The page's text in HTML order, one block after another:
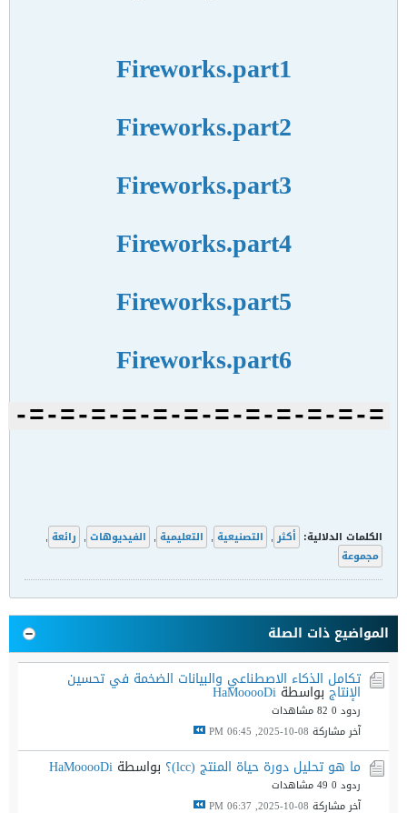
Fireworks.part1
Fireworks.part2
Fireworks.part3
Fireworks.part4
Fireworks.part5
Fireworks.part6
=-=-=-=-=-=-=-=-=-=-=-=-
الكلمات الدلالية: أكثر , التصنيعية , التعليمية , الفيديوهات , رائعة ,
مجموعة
المواضيع ذات الصلة
تكامل الذكاء الاصطناعي والبيانات الضخمة في تحسين
الإنتاج بواسطة HaMooooDi
ردود 0
82 مشاهدات
آخر مشاركة 08-10-2025, 06:45 PM
ما هو تحليل دورة حياة المنتج (lcc)؟ بواسطة HaMooooDi
ردود 0
49 مشاهدات
آخر مشاركة 08-10-2025, 06:37 PM